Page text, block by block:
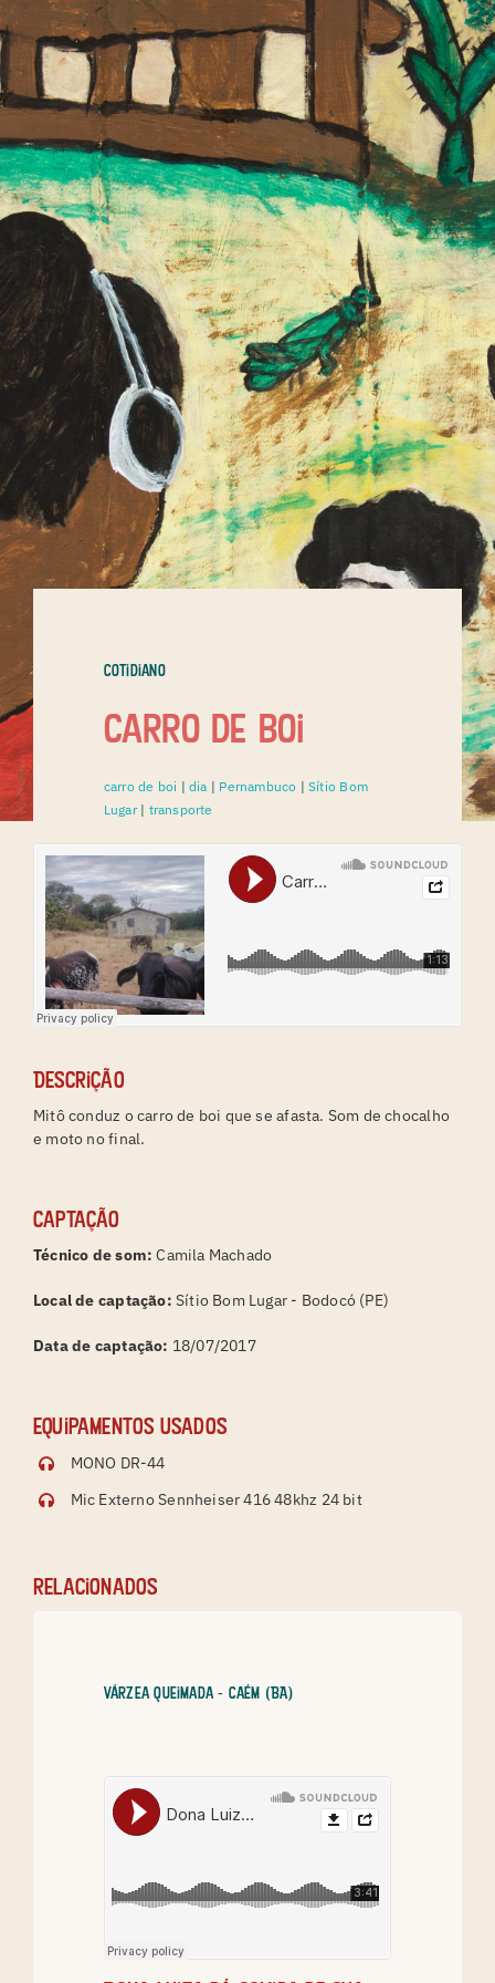
Cotidiano
Carro de boi
carro de boi |dia | Pernambuco |Sítio Bom
Lugar| transporte
Descrição
Mitô conduz o carro de boi que se afasta. Som de chocalho
e moto no final.
Captação
Técnico de som: Camila Machado
Local de captação: Sítio Bom Lugar - Bodocó (PE)
Data de captação: 18/07/2017
Equipamentos usados
MONO DR-44
Mic Externo Sennheiser 416 48khz 24 bit
relacionados
Várzea Queimada - Caém (BA)